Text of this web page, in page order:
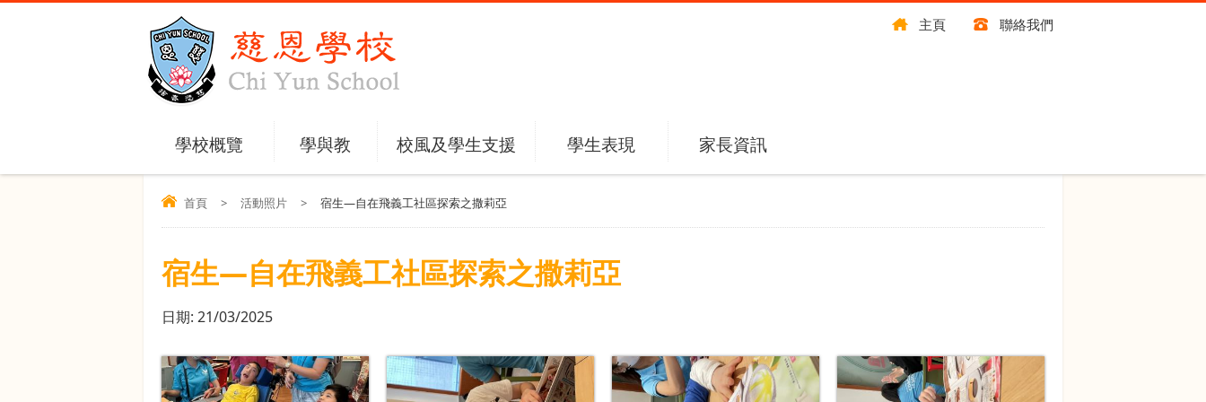
主頁 聯絡我們
學校概覽 學與教 校風及學生支援 學生表現 家長資訊
首頁 > 活動照片 > 宿生—自在飛義工社區探索之撒莉亞
宿生—自在飛義工社區探索之撒莉亞
日期: 21/03/2025